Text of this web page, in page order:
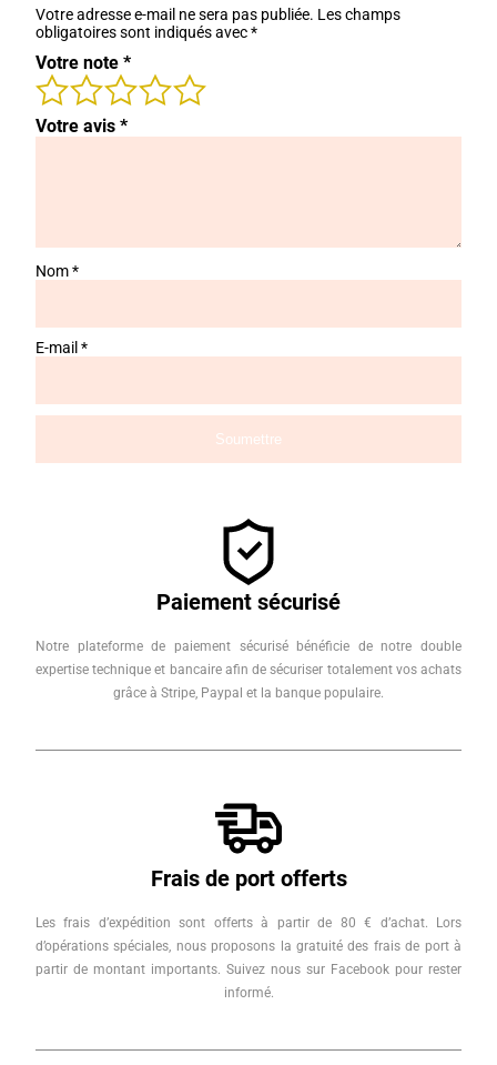
Votre adresse e-mail ne sera pas publiée. Les champs
obligatoires sont indiqués avec*
Votre note *
Votre avis *
Nom*
E-mail *
Paiement sécurisé
Notre plateforme de paiement sécurisé bénéficie de notre double
expertise technique et bancaire afin de sécuriser totalement vos achats
grâce à Stripe, Paypal et la banque populaire.
Frais de port offerts
Les frais d’expédition sont offerts à partir de 80 € d’achat. Lors
d’opérations spéciales, nous proposons la gratuité des frais de port à
partir de montant importants. Suivez nous sur Facebook pour rester
informé.